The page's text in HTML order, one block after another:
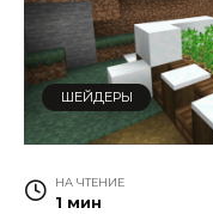
ШЕЙДЕРЫ
НА ЧТЕНИЕ
1 мин